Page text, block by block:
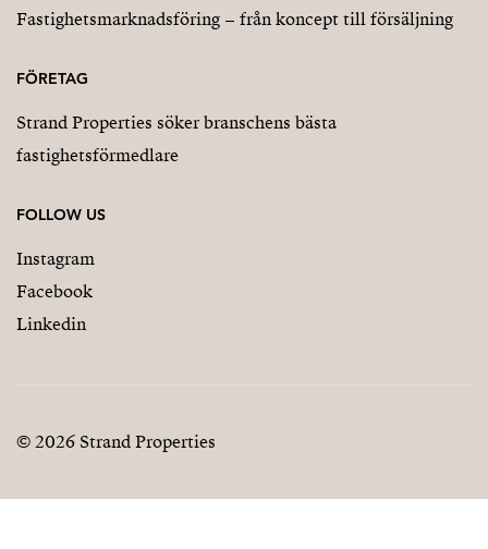
Fastighetsmarknadsföring – från koncept till försäljning
FÖRETAG
Strand Properties söker branschens bästa
fastighetsförmedlare
FOLLOW US
Instagram
Facebook
Linkedin
© 2026 Strand Properties